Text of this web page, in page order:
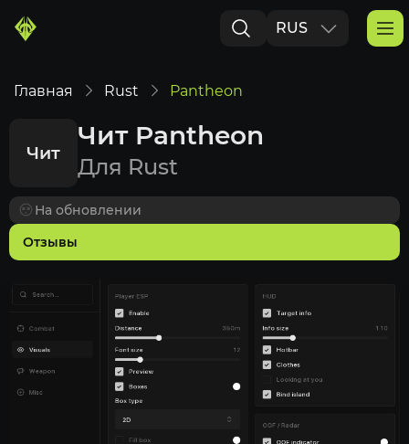
RUS
Главная Rust Pantheon
Чит
Чит Pantheon
Для Rust
Отзывы
На обновлении